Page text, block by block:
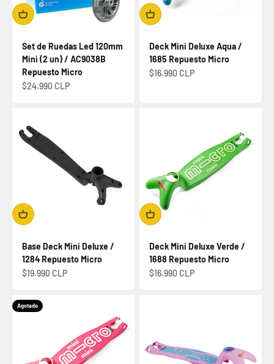
Set de Ruedas Led 120mm
Mini (2 un) / AC9038B
Repuesto Micro
Precio de oferta
$24.990 CLP
Deck Mini Deluxe Aqua /
1685 Repuesto Micro
Precio de oferta
$16.990 CLP
Base Deck Mini Deluxe /
1284 Repuesto Micro
Precio de oferta
$19.990 CLP
Deck Mini Deluxe Verde /
1688 Repuesto Micro
Precio de oferta
$16.990 CLP
Agotado